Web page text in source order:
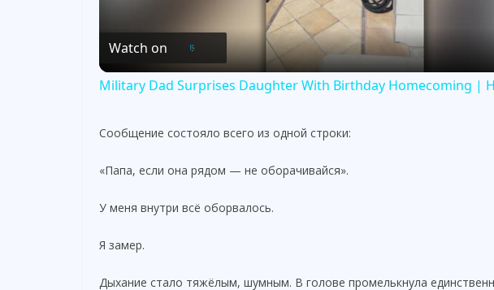
a
Watch on
Military Dad Surprises Daughter With Birthday Homecoming |
Сообщение состояло всего из одной строки:
«Папа, если она рядом — не оборачивайся».
У меня внутри всё оборвалось.
Я замер.
Дыхание стало тяжёлым, шумным. В голове промелькнула